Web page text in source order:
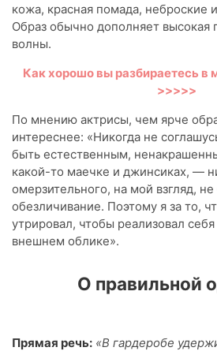
кожа, красная помада, неброские
Образ обычно дополняет высокая
волны.
Как хорошо вы разбираетесь в
>>>>>
По мнению актрисы, чем ярче
интереснее: «Никогда не
быть естественным,
какой-то маечке и джинсиках, —
омерзительного, на мой взгляд,
обезличивание. Поэтому я за то,
утрировал, чтобы реализовал
внешнем облике».
О правильной
Прямая речь: «В гардеробе